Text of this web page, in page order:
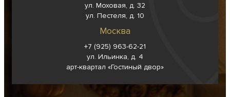
ул. Моховая, д. 32
ул. Пестеля, д. 10
Москва
+7 (925) 963-62-21
ул. Ильинка, д. 4
арт-квартал «Гостиный двор»